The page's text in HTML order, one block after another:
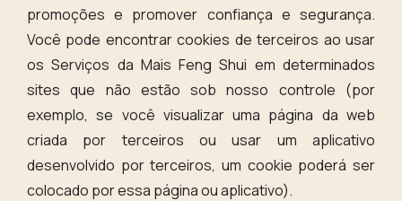
promoções e promover confiança e segurança.
Você pode encontrar cookies de terceiros ao usar
os Serviços da Mais Feng Shui em determinados
sites que não estão sob nosso controle (por
exemplo, se você visualizar uma página da web
criada por terceiros ou usar um aplicativo
desenvolvido por terceiros, um cookie poderá ser
colocado por essa página ou aplicativo).